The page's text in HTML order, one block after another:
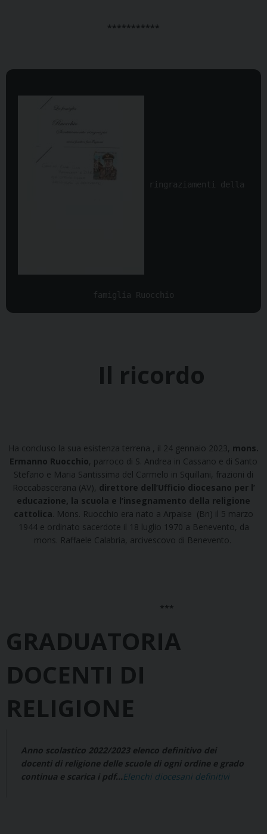
***********
ringraziamenti della
famiglia Ruocchio
Il ricordo
Ha concluso la sua esistenza terrena , il 24 gennaio 2023, mons.
Ermanno Ruocchio, parroco di S. Andrea in Cassano e di Santo
Stefano e Maria Santissima del Carmelo in Squillani, frazioni di
Roccabascerana (AV), direttore dell’Ufficio diocesano per l’
educazione, la scuola e l’insegnamento della religione
cattolica . Mons. Ruocchio era nato a Arpaise (Bn) il 5 marzo
1944 e ordinato sacerdote il 18 luglio 1970 a Benevento, da
mons. Raffaele Calabria, arcivescovo di Benevento.
***
GRADUATORIA
DOCENTI DI
RELIGIONE
Anno scolastico 2022/2023 elenco definitivo dei
docenti di religione delle scuole di ogni ordine e grado
continua e scarica i pdf…Elenchi diocesani definitivi